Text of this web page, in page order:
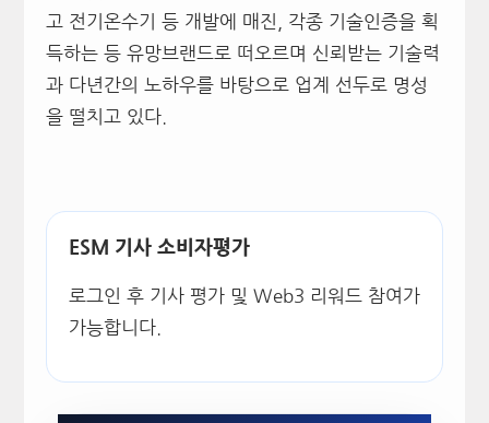
고 전기온수기 등 개발에 매진, 각종 기술인증을 획
득하는 등 유망브랜드로 떠오르며 신뢰받는 기술력
과 다년간의 노하우를 바탕으로 업계 선두로 명성
을 떨치고 있다.
ESM 기사 소비자평가
로그인 후 기사 평가 및 Web3 리워드 참여가
가능합니다.